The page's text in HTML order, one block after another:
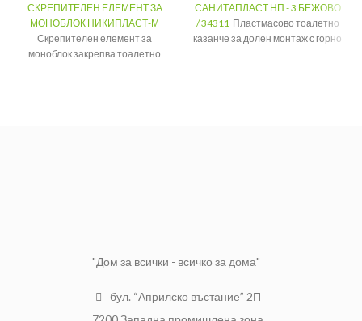
СКРЕПИТЕЛЕН ЕЛЕМЕНТ ЗА
МОНОБЛОК НИКИПЛАСТ-М
Скрепителен елемент за
моноблок закрепва тоалетно
САНИТАПЛАСТ НП - 3 БЕЖОВО
/ 34311 Пластмасово тоалетно
казанче за долен монтаж с горно
"Дом за всички - всичко за дома"
бул. “Априлско въстание” 2П